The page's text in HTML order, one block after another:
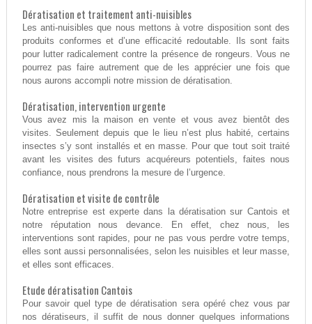
Dératisation et traitement anti-nuisibles
Les anti-nuisibles que nous mettons à votre disposition sont des
produits conformes et d’une efficacité redoutable. Ils sont faits
pour lutter radicalement contre la présence de rongeurs. Vous ne
pourrez pas faire autrement que de les apprécier une fois que
nous aurons accompli notre mission de dératisation.
Dératisation, intervention urgente
Vous avez mis la maison en vente et vous avez bientôt des
visites. Seulement depuis que le lieu n’est plus habité, certains
insectes s’y sont installés et en masse. Pour que tout soit traité
avant les visites des futurs acquéreurs potentiels, faites nous
confiance, nous prendrons la mesure de l’urgence.
Dératisation et visite de contrôle
Notre entreprise est experte dans la dératisation sur Cantois et
notre réputation nous devance. En effet, chez nous, les
interventions sont rapides, pour ne pas vous perdre votre temps,
elles sont aussi personnalisées, selon les nuisibles et leur masse,
et elles sont efficaces.
Etude dératisation Cantois
Pour savoir quel type de dératisation sera opéré chez vous par
nos dératiseurs, il suffit de nous donner quelques informations